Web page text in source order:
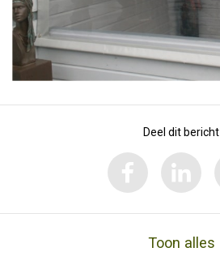
Deel dit bericht
Toon alles